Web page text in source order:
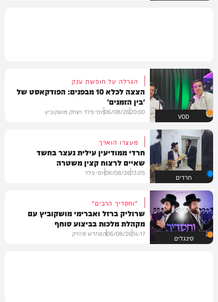
VOD
הגרלה על חופשת ענק
הצצה לכלא 10 מבפנים: הפודקאסט של
'בין הזמנים'
20:00
06/08/26יוסי פלד ויצחק מושקוביץ
חרדים
מעצרו הוארך
חרדי ממודיעין עילית נעצר בחשד
שאיים לרצוח קצין משטרה
13:05
06/08/26יוסי פלד
סינגלים
"וחסדיך הרבים"
שרוליק ברזל ואברימי מושקוביץ עם
מקהלת מלכות בביצוע סוחף
14:17
06/08/26המחדש מיוזיק